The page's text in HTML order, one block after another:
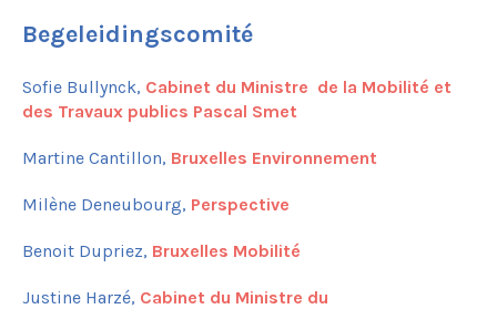
Begeleidingscomité
Sofie Bullynck, Cabinet du Ministre de la Mobilité et
des Travaux publics Pascal Smet
Martine Cantillon, Bruxelles Environnement
Milène Deneubourg, Perspective
Benoit Dupriez, Bruxelles Mobilité
Justine Harzé, Cabinet du Ministre du